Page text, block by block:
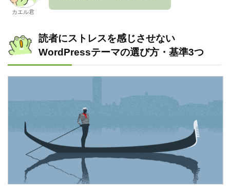
カエル君
読者にストレスを感じさせない
WordPressテーマの選び方・基準3つ